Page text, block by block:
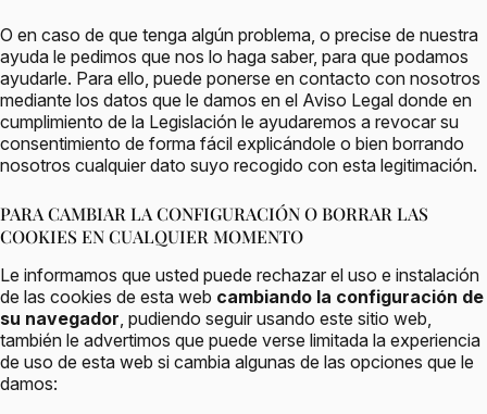
O en caso de que tenga algún problema, o precise de nuestra
ayuda le pedimos que nos lo haga saber, para que podamos
ayudarle. Para ello, puede ponerse en contacto con nosotros
mediante los datos que le damos en el Aviso Legal donde en
cumplimiento de la Legislación le ayudaremos a revocar su
consentimiento de forma fácil explicándole o bien borrando
nosotros cualquier dato suyo recogido con esta legitimación.
PARA CAMBIAR LA CONFIGURACIÓN O BORRAR LAS
COOKIES EN CUALQUIER MOMENTO
Le informamos que usted puede rechazar el uso e instalación
de las cookies de esta web cambiando la configuración de
su navegador, pudiendo seguir usando este sitio web,
también le advertimos que puede verse limitada la experiencia
de uso de esta web si cambia algunas de las opciones que le
damos: